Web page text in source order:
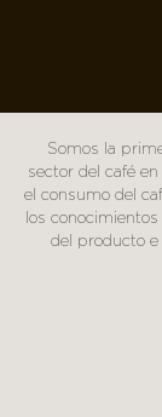
Somos la
sector del café
el consumo del
los
del producto e